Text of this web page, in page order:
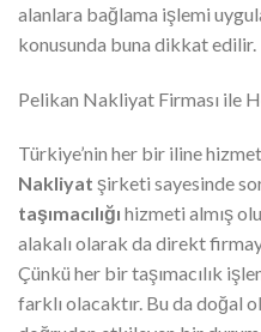
alanlara bağlama işlemi
konusunda buna dikkat edilir.
Pelikan Nakliyat Firması ile
Türkiye’nin her bir iline
Nakliyat şirketi sayesinde
taşımacılığı hizmeti almış
alakalı olarak da direkt
Çünkü her bir taşımacılık
farklı olacaktır. Bu da doğal